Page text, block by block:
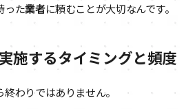
った業者に頼むことが大切なんです。
施するタイミングと頻度
わりではありません。